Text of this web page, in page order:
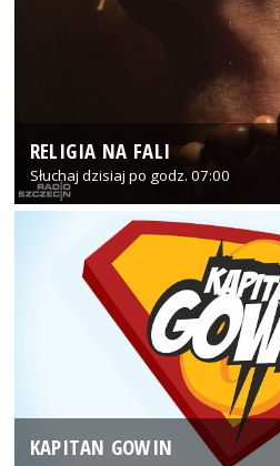
RELIGIA NA FALI
Słuchaj dzisiaj po godz. 07:00
KAPITAN GOWIN